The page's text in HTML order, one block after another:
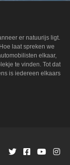
er natuurijs ligt.
laat spreken we
elkaar,
te vinden. Tot dat
is iedereen elkaars